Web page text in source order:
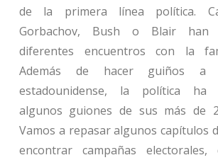
de la primera línea política.
Gorbachov, Bush o Blair han
diferentes encuentros con la
Además de hacer guiños a
estadounidense, la política ha
algunos guiones de sus más de
Vamos a repasar algunos capítulos
encontrar campañas electorales,